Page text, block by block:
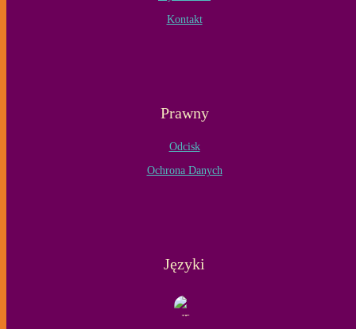
Kontakt
Prawny
Odcisk
Ochrona Danych
Języki